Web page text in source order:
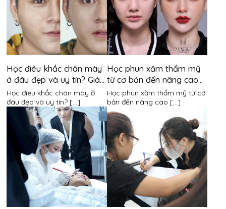
Học điêu khắc chân mày
ở đâu đẹp và uy tín? Giá
khóa học là bao nhiêu?
Học điêu khắc chân mày ở
đâu đẹp và uy tín? [...]
Học phun xăm thẩm mỹ
từ cơ bản đến nâng cao
mất bao lâu?
Học phun xăm thẩm mỹ từ cơ
bản đến nâng cao [...]